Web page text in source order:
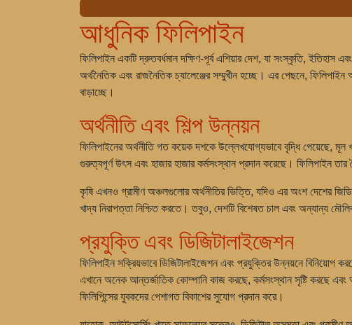
আধুনিক ফিলিপাইন
ফিলিপাইন একটি দ্রুতবর্ধমান দক্ষিণ-পূর্ব এশিয়ার দেশ, যা সংস্কৃতি,
অর্থনৈতিক এবং রাজনৈতিক চ্যালেঞ্জের সম্মুখীন হচ্ছে। এর পেছনে,
বাড়াচ্ছে।
অর্থনীতি এবং শিল্প উন্নয়ন
ফিলিপাইনের অর্থনীতি গত কয়েক দশকে উল্লেখযোগ্যভাবে বৃদ্ধি পেয়েছে,
গুরুত্বপূর্ণ উৎস এবং হাজার হাজার কর্মসংস্থান প্রদান করেছে। ফিলিপাইন
কৃষি এখনও গ্রামীণ অঞ্চলগুলোর অর্থনীতির ভিত্তি, যদিও এর অংশ দেশের
খাদ্য নিরাপত্তা নিশ্চিত করতে। তবুও, দেশটি বিশেষত চাল এবং অন্যান্য
প্রযুক্তি এবং ডিজিটালাইজেশন
ফিলিপাইন সক্রিয়ভাবে ডিজিটালাইজেশন এবং প্রযুক্তির উন্নয়নে বিনিয়োগ
এখানে অনেক আন্তর্জাতিক কোম্পানি কাজ করছে, কর্মসংস্থান সৃষ্টি করছে এবং
ফিলিপিন্সের যুবকদের পেশাগত বিকাশের সুযোগ প্রদান করে।